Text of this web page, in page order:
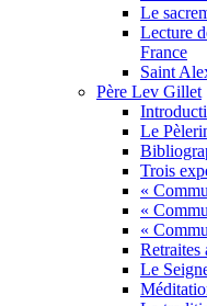
Le
Lecture
France
Saint
Père Lev Gillet
Le
Trois
«
«
«
Retraites
Le